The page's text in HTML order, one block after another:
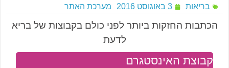
בריאות 3 באוגוסט 2016 מערכת האתר
הכתבות החזקות ביותר לפני כולם בקבוצות של בריא
לדעת
קבוצת האינסטגרם